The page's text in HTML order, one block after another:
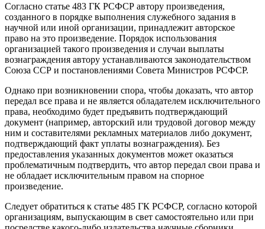
Согласно статье 483 ГК РСФСР автору произведения,
созданного в порядке выполнения служебного задания в
научной или иной организации, принадлежит авторское
право на это произведение. Порядок использования
организацией такого произведения и случаи выплаты
вознаграждения автору устанавливаются законодательством
Союза ССР и постановлениями Совета Министров РСФСР.
Однако при возникновении спора, чтобы доказать, что автор
передал все права и не является обладателем исключительного
права, необходимо будет предъявить подтверждающий
документ (например, авторский или трудовой договор между
ним и составителями рекламных материалов либо документ,
подтверждающий факт уплаты вознаграждения). Без
предоставления указанных документов может оказаться
проблематичным подтвердить, что автор передал свои права и
не обладает исключительным правом на спорное
произведение.
Следует обратиться к статье 485 ГК РСФСР, согласно которой
организациям, выпускающим в свет самостоятельно или при